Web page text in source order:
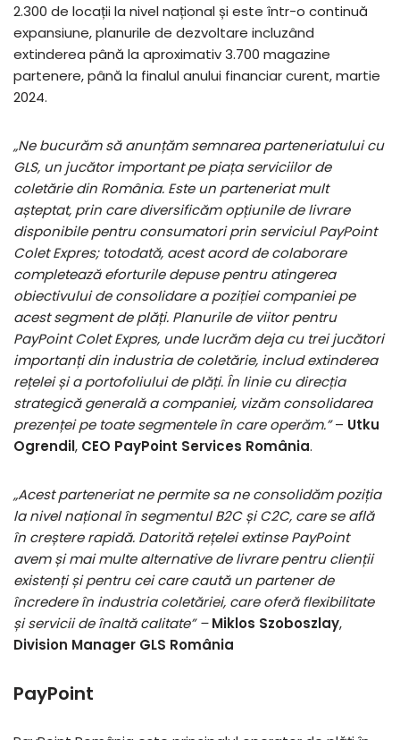
2.300 de locații la nivel național și este într-o continuă
expansiune, planurile de dezvoltare incluzând
extinderea până la aproximativ 3.700 magazine
partenere, până la finalul anului financiar curent, martie
2024.
„Ne bucurăm să anunțăm semnarea parteneriatului cu
GLS, un jucător important pe piața serviciilor de
coletărie din România. Este un parteneriat mult
așteptat, prin care diversificăm opțiunile de livrare
disponibile pentru consumatori prin serviciul PayPoint
Colet Expres; totodată, acest acord de colaborare
completează eforturile depuse pentru atingerea
obiectivului de consolidare a poziției companiei pe
acest segment de plăți. Planurile de viitor pentru
PayPoint Colet Expres, unde lucrăm deja cu trei jucători
importanți din industria de coletărie, includ extinderea
rețelei și a portofoliului de plăți. În linie cu direcția
strategică generală a companiei, vizăm consolidarea
prezenței pe toate segmentele în care operăm.”– Utku
Ogrendil, CEO PayPoint Services România.
„Acest parteneriat ne permite sa ne consolidăm poziția
la nivel național în segmentul B2C și C2C, care se află
în creștere rapidă. Datorită rețelei extinse PayPoint
avem și mai multe alternative de livrare pentru clienții
existenți și pentru cei care caută un partener de
încredere în industria coletăriei, care oferă flexibilitate
și servicii de înaltă calitate”–Miklos Szoboszlay,
Division Manager GLS România
PayPoint